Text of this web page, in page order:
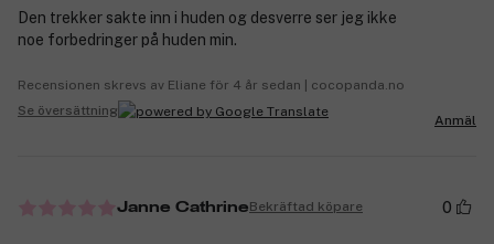
Den trekker sakte inn i huden og desverre ser jeg ikke
noe forbedringer på huden min.
Recensionen skrevs av Eliane för 4 år sedan | cocopanda.no
Se översättning
Anmäl
Janne CathrineBekräftad köpare 0